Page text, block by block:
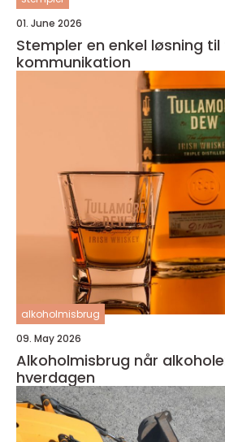
01. June 2026
Stempler en enkel løsning til tydelig
kommunikation
alkoholmisbrug
09. May 2026
Alkoholmisbrug når alkoholen styrer
hverdagen